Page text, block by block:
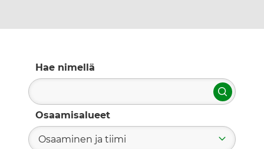
Hae nimellä
Hae
Osaamisalueet
Osaaminen ja tiimi